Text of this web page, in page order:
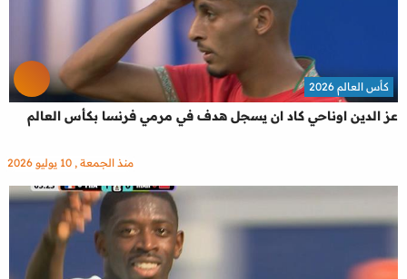
عز الدين اوناحي كاد ان يسجل هدف في مرمي فرنسا بكأس العالم
كأس العالم 2026
منذ الجمعة , 10 يوليو 2026